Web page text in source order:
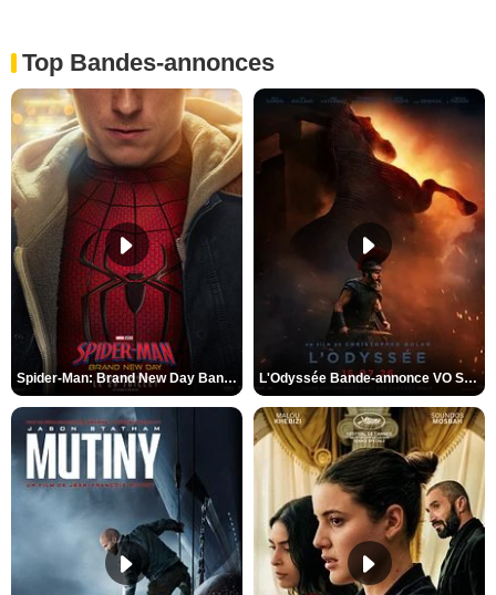
Top Bandes-annonces
Spider-Man: Brand New Day Bande-annonce VO STFR L'Odyssée Bande-annonce VO STFR